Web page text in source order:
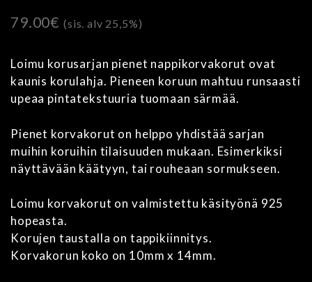
79.00€ (sis. alv 25,5%)
Loimu korusarjan pienet nappikorvakorut ovat
kaunis korulahja. Pieneen koruun mahtuu runsaasti
upeaa pintatekstuuria tuomaan särmää.
Pienet korvakorut on helppo yhdistää sarjan
muihin koruihin tilaisuuden mukaan. Esimerkiksi
näyttävään käätyyn, tai rouheaan sormukseen.
Loimu korvakorut on valmistettu käsityönä 925
hopeasta.
Korujen taustalla on tappikiinnitys.
Korvakorun koko on 10mm x 14mm.